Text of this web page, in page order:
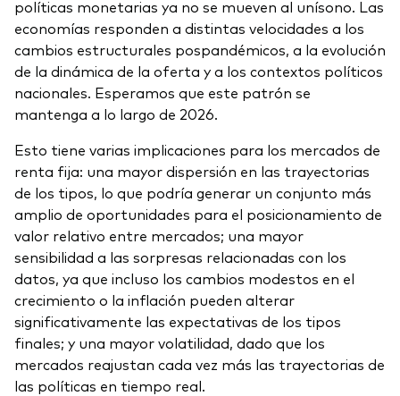
políticas monetarias ya no se mueven al unísono. Las
economías responden a distintas velocidades a los
cambios estructurales pospandémicos, a la evolución
de la dinámica de la oferta y a los contextos políticos
nacionales. Esperamos que este patrón se
mantenga a lo largo de 2026.
Esto tiene varias implicaciones para los mercados de
renta fija: una mayor dispersión en las trayectorias
de los tipos, lo que podría generar un conjunto más
amplio de oportunidades para el posicionamiento de
valor relativo entre mercados; una mayor
sensibilidad a las sorpresas relacionadas con los
datos, ya que incluso los cambios modestos en el
crecimiento o la inflación pueden alterar
significativamente las expectativas de los tipos
finales; y una mayor volatilidad, dado que los
mercados reajustan cada vez más las trayectorias de
las políticas en tiempo real.